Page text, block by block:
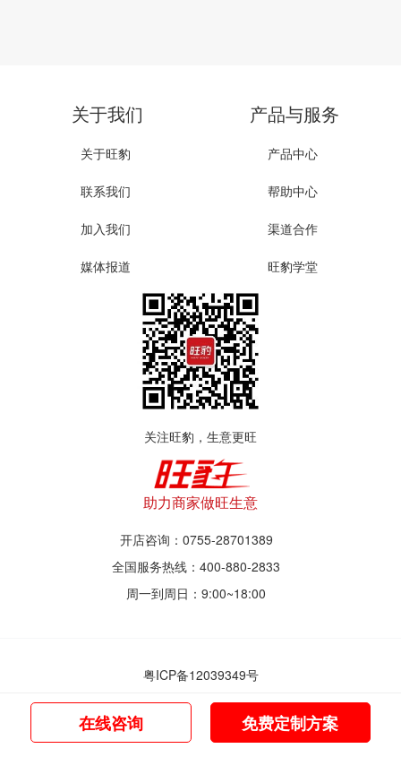
关于我们
关于旺豹
联系我们
加入我们
媒体报道
产品与服务
产品中心
帮助中心
渠道合作
旺豹学堂
关注旺豹，生意更旺
助力商家做旺生意
开店咨询：0755-28701389
全国服务热线：400-880-2833
周一到周日：9:00~18:00
粤ICP备12039349号
© 2017~2021 深圳市旺豹智能商业服务有限公司
在线咨询 免费定制方案